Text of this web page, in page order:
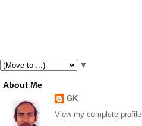
▼
About Me
GK
View my complete profile